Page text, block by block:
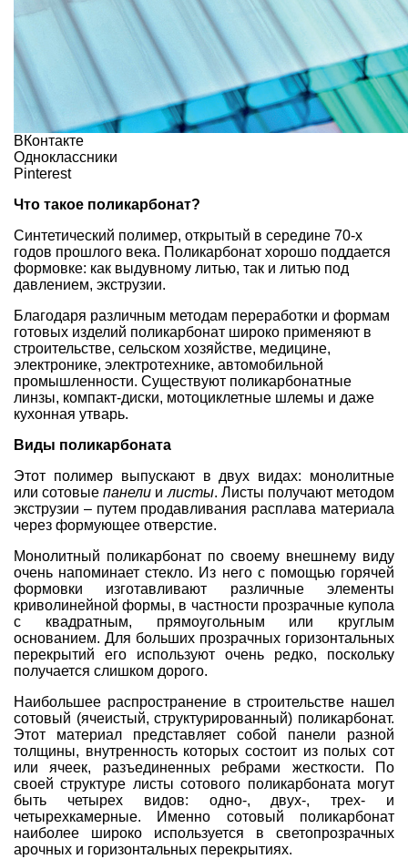
ВКонтакте
Одноклассники
Pinterest
Что такое поликарбонат?
Синтетический полимер, открытый в середине 70-х
годов прошлого века. Поликарбонат хорошо поддается
формовке: как выдувному литью, так и литью под
давлением, экструзии.
Благодаря различным методам переработки и формам
готовых изделий поликарбонат широко применяют в
строительстве, сельском хозяйстве, медицине,
электронике, электротехнике, автомобильной
промышленности. Существуют поликарбонатные
линзы, компакт-диски, мотоциклетные шлемы и даже
кухонная утварь.
Виды поликарбоната
Этот полимер выпускают в двух видах: монолитные
или сотовые панели илисты. Листы получают методом
экструзии – путем продавливания расплава материала
через формующее отверстие.
Монолитный поликарбонат по своему внешнему виду
очень напоминает стекло. Из него с помощью горячей
формовки изготавливают различные элементы
криволинейной формы, в частности прозрачные купола
с квадратным, прямоугольным или круглым
основанием. Для больших прозрачных горизонтальных
перекрытий его используют очень редко, поскольку
получается слишком дорого.
Наибольшее распространение в строительстве нашел
сотовый (ячеистый, структурированный) поликарбонат.
Этот материал представляет собой панели разной
толщины, внутренность которых состоит из полых сот
или ячеек, разъединенных ребрами жесткости. По
своей структуре листы сотового поликарбоната могут
быть четырех видов: одно-, двух-, трех- и
четырехкамерные. Именно сотовый поликарбонат
наиболее широко используется в светопрозрачных
арочных и горизонтальных перекрытиях.